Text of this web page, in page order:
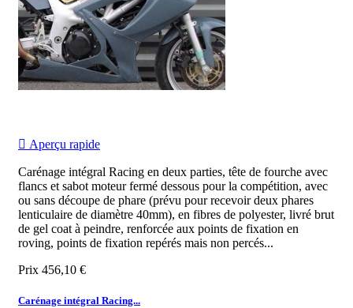
 Aperçu rapide
Carénage intégral Racing en deux parties, tête de fourche avec
flancs et sabot moteur fermé dessous pour la compétition, avec
ou sans découpe de phare (prévu pour recevoir deux phares
lenticulaire de diamètre 40mm), en fibres de polyester, livré brut
de gel coat à peindre, renforcée aux points de fixation en
roving, points de fixation repérés mais non percés...
Prix 456,10 €
Carénage intégral Racing...